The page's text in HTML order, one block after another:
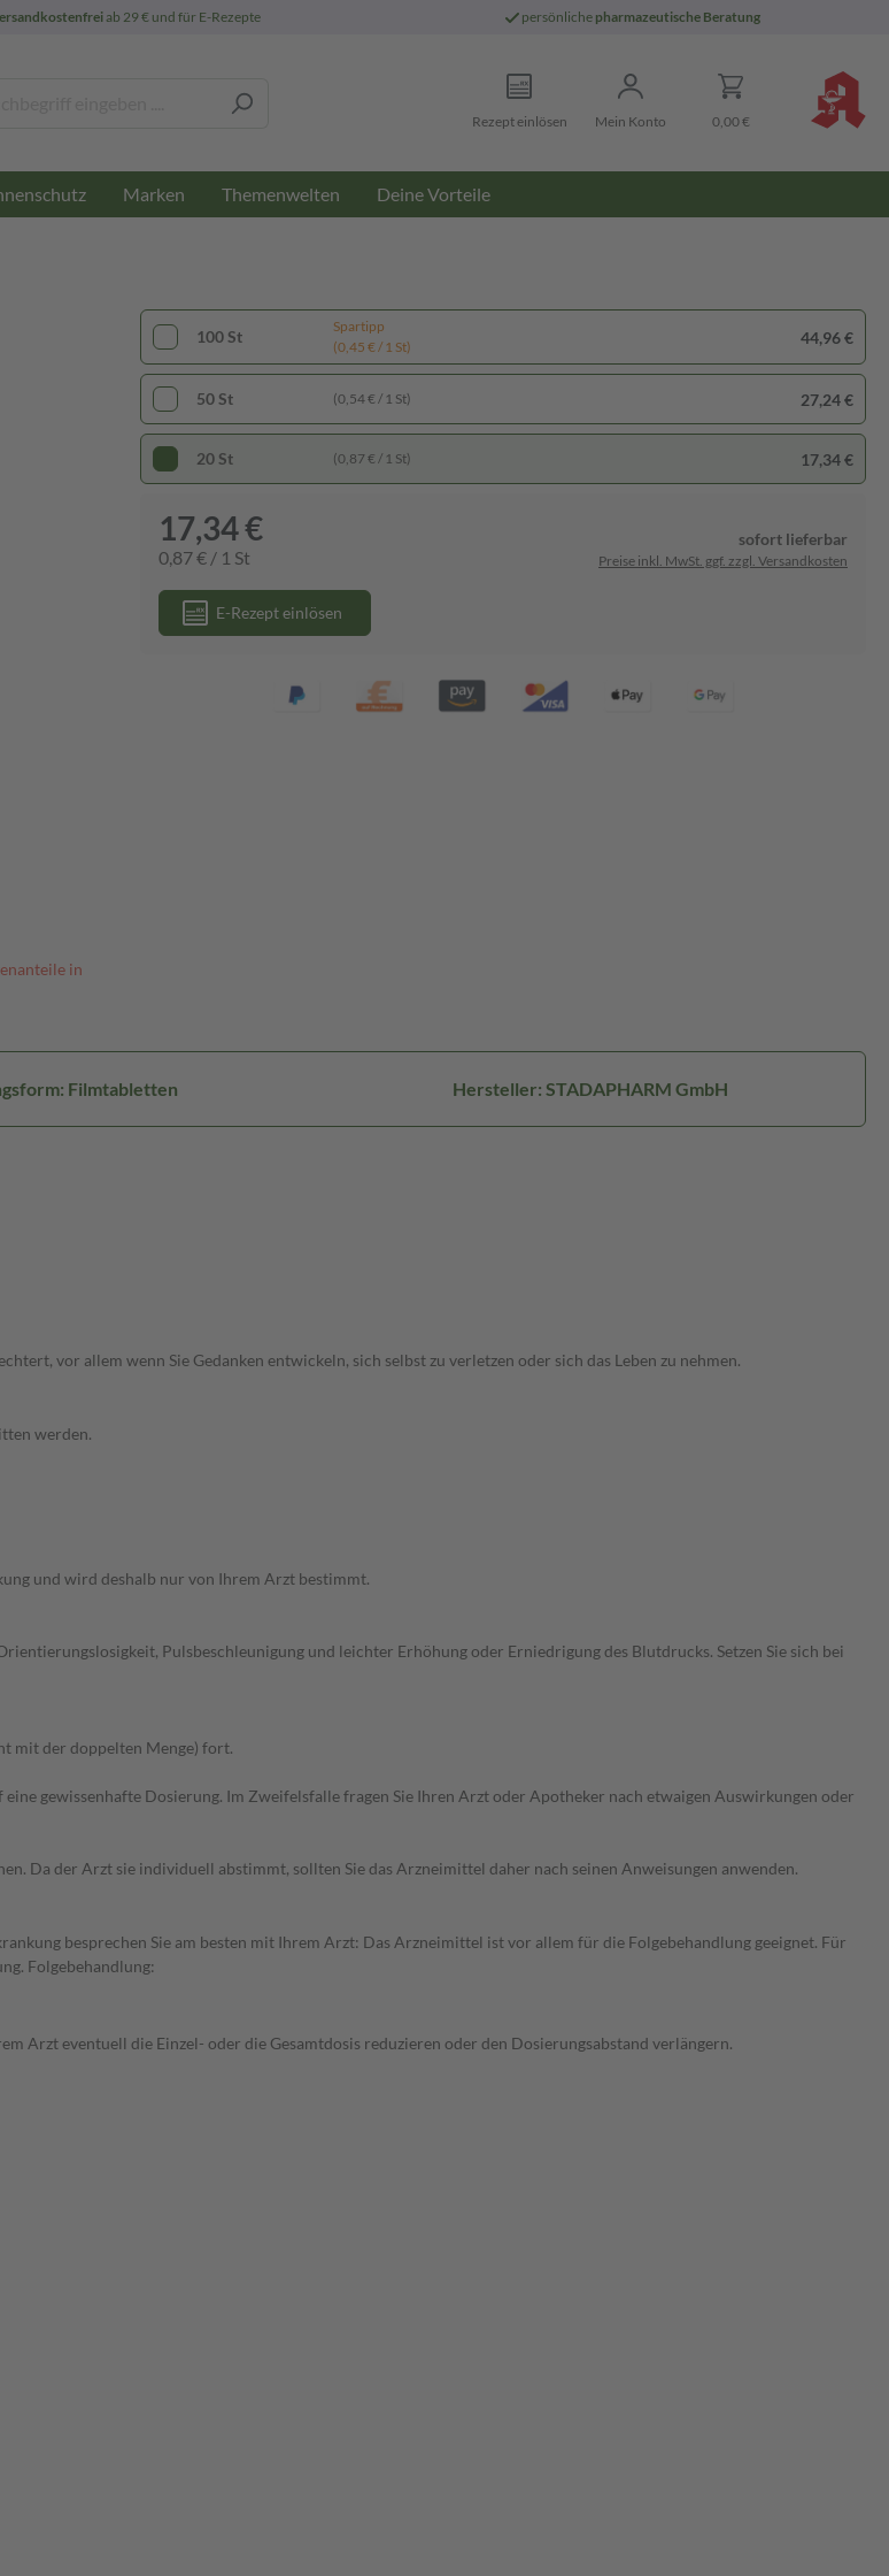
ab 29 € und für E-Rezepte persönliche pharmazeutische Beratung
Rezept einlösen Mein Konto 0,00 €
Marken Themenwelten Deine Vorteile
in
100 St
Spartipp
(0,45 € / 1 St)
44,96 €
50 St (0,54 € / 1 St) 27,24 €
20 St (0,87 € / 1 St) 17,34 €
17,34 €
0,87 € / 1 St
sofort lieferbar
Preise inkl. MwSt. ggf. zzgl. Versandkosten
E-Rezept einlösen
Filmtabletten Hersteller: STADAPHARM GmbH
vor allem wenn Sie Gedanken entwickeln, sich selbst zu verletzen oder sich das Leben zu nehmen.
werden.
und wird deshalb nur von Ihrem Arzt bestimmt.
Pulsbeschleunigung und leichter Erhöhung oder Erniedrigung des Blutdrucks. Setzen Sie sich bei
mit der doppelten Menge) fort.
gewissenhafte Dosierung. Im Zweifelsfalle fragen Sie Ihren Arzt oder Apotheker nach etwaigen Auswirkungen oder
Da der Arzt sie individuell abstimmt, sollten Sie das Arzneimittel daher nach seinen Anweisungen anwenden.
besprechen Sie am besten mit Ihrem Arzt: Das Arzneimittel ist vor allem für die Folgebehandlung geeignet. Für
Folgebehandlung:
Arzt eventuell die Einzel- oder die Gesamtdosis reduzieren oder den Dosierungsabstand verlängern.